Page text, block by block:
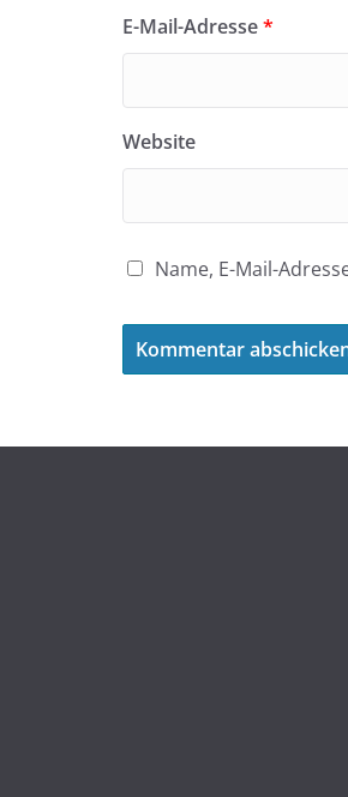
E-Mail-Adresse*
Website
Name, E-Mail-